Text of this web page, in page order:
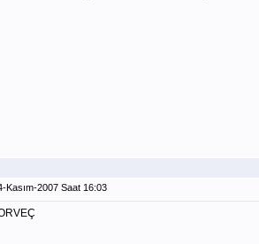
Kasım-2007 Saat 16:03